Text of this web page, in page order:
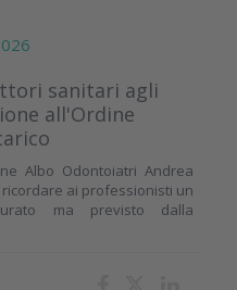
sanitari agli
all'Ordine
Albo Odontoiatri Andrea
ai professionisti un
ma previsto dalla